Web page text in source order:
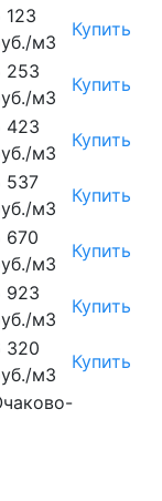
123
м3
Купить
253
м3
Купить
423
м3
Купить
537
м3
Купить
670
м3
Купить
923
м3
Купить
320
м3
Купить